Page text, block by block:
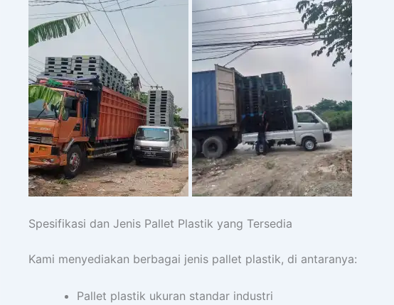
Spesifikasi dan Jenis Pallet Plastik yang Tersedia
Kami menyediakan berbagai jenis pallet plastik, di antaranya:
Pallet plastik ukuran standar industri